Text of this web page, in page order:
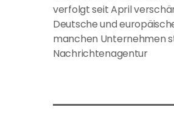
verfolgt seit April
Deutsche und
manchen Unternehmen
Nachrichtenagentur